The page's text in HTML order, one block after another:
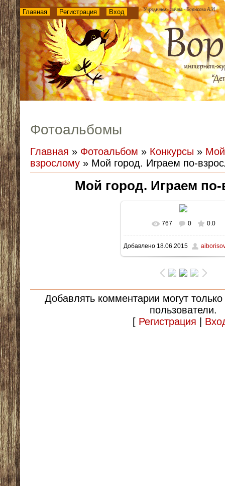
Главная Регистрация Вход
Фотоальбомы
Главная » Фотоальбом » Конкурсы »
взрослому » Мой город. Играем по-
Мой город. Играем
В реальном размере
110.0Kb
767 0 0.0
Добавлено18.06.2015
Добавлять комментарии могут
пользователи.
[ Регистрация